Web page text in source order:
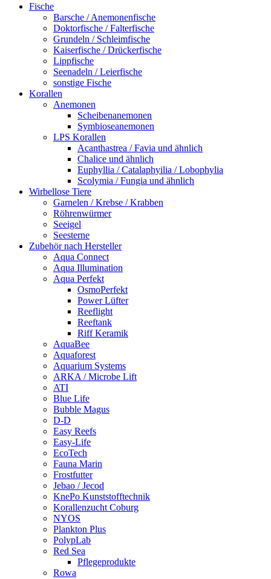
Fische
Barsche / Anemonenfische
Doktorfische / Falterfische
Grundeln / Schleimfische
Kaiserfische / Drückerfische
Lippfische
Seenadeln / Leierfische
sonstige Fische
Korallen
Anemonen
Scheibenanemonen
Symbioseanemonen
LPS Korallen
Acanthastrea / Favia und ähnlich
Chalice und ähnlich
Euphyllia / Catalaphyilia / Lobophylia
Scolymia / Fungia und ähnlich
Wirbellose Tiere
Garnelen / Krebse / Krabben
Röhrenwürmer
Seeigel
Seesterne
Zubehör nach Hersteller
Aqua Connect
Aqua Illumination
Aqua Perfekt
OsmoPerfekt
Power Lüfter
Reeflight
Reeftank
Riff Keramik
AquaBee
Aquaforest
Aquarium Systems
ARKA / Microbe Lift
ATI
Blue Life
Bubble Magus
D-D
Easy Reefs
Easy-Life
EcoTech
Fauna Marin
Frostfutter
Jebao / Jecod
KnePo Kunststofftechnik
Korallenzucht Coburg
NYOS
Plankton Plus
PolypLab
Red Sea
Pflegeprodukte
Rowa